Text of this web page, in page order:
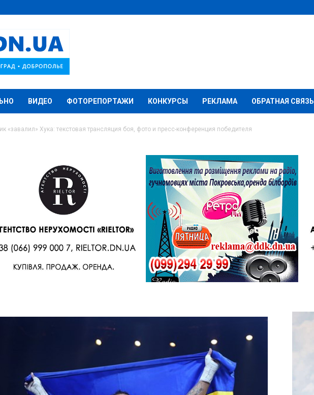
ВИДЕО ФОТОРЕПОРТАЖИ КОНКУРСЫ РЕКЛАМА ОБРАТНАЯ СВЯЗЬ
«завалил» Хука: текстовая трансляция боя, фото и пресс-конференция победителя
Хука: текстовая
боя, фото и пресс-
победителя